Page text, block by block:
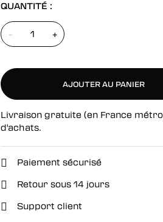
QUANTITÉ :
- +
AJOUTER AU PANIER
AJOUTER AU PANIER
Livraison gratuite (en France
d'achats.
Paiement sécurisé
Retour sous 14 jours
Support client